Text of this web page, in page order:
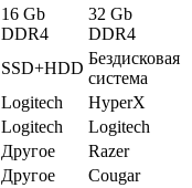
16 Gb
DDR4
32 Gb
DDR4
SSD+HDD
Бездисковая
система
Logitech
HyperX
Logitech
Logitech
Другое
Razer
Другое
Cougar